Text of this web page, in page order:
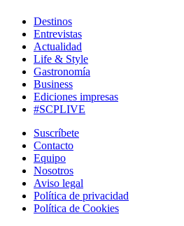
Destinos
Entrevistas
Actualidad
Life & Style
Gastronomía
Business
Ediciones impresas
#SCPLIVE
Suscríbete
Contacto
Equipo
Nosotros
Aviso legal
Política de privacidad
Política de Cookies